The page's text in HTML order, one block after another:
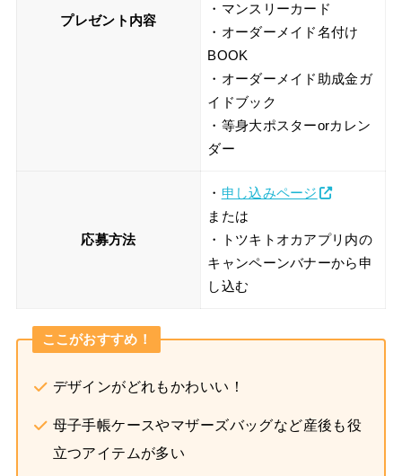
プレゼント内容
・マンスリーカード
・オーダーメイド名付け
BOOK
・オーダーメイド助成金ガ
イドブック
・等身大ポスターorカレン
ダー
応募方法
・ 申し込みページ
または
・トツキトオカアプリ内の
キャンペーンバナーから申
し込む
ここがおすすめ！
デザインがどれもかわいい！
母子手帳ケースやマザーズバッグなど産後も役
立つアイテムが多い